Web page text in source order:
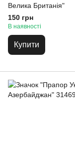
Велика Британія"
150 грн
В наявності
Купити